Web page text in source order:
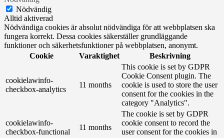
Nödvändig
Alltid aktiverad
Nödvändiga cookies är absolut nödvändiga för att webbplatsen ska
fungera korrekt. Dessa cookies säkerställer grundläggande
funktioner och säkerhetsfunktioner på webbplatsen, anonymt.
Cookie
Varaktighet Beskrivning
cookielawinfo-
checkbox-analytics
11 months
This cookie is set by GDPR
Cookie Consent plugin. The
cookie is used to store the user
consent for the cookies in the
category "Analytics".
cookielawinfo-
checkbox-functional
11 months
The cookie is set by GDPR
cookie consent to record the
user consent for the cookies in